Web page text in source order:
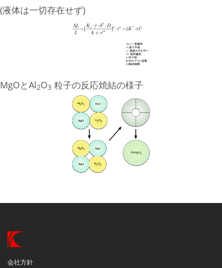
(液体は一切存在せず)
MgOとAl2O3 粒子の反応焼結の様子
会社方針